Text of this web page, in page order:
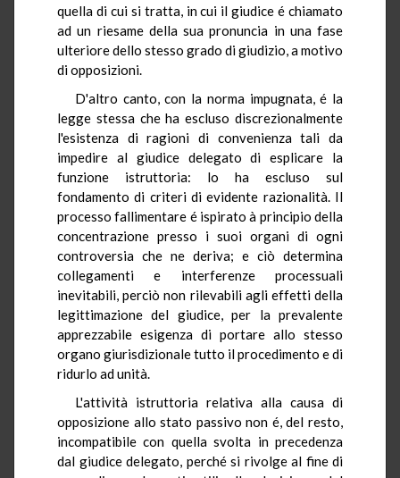
quella di cui si tratta, in cui il giudice é chiamato
ad un riesame della sua pronuncia in una fase
ulteriore dello stesso grado di giudizio, a motivo
di opposizioni.
D'altro canto, con la norma impugnata, é la
legge stessa che ha escluso discrezionalmente
l'esistenza di ragioni di convenienza tali da
impedire al giudice delegato di esplicare la
funzione istruttoria: lo ha escluso sul
fondamento di criteri di evidente razionalità. Il
processo fallimentare é ispirato à principio della
concentrazione presso i suoi organi di ogni
controversia che ne deriva; e ciò determina
collegamenti e interferenze processuali
inevitabili, perciò non rilevabili agli effetti della
legittimazione del giudice, per la prevalente
apprezzabile esigenza di portare allo stesso
organo giurisdizionale tutto il procedimento e di
ridurlo ad unità.
L'attività istruttoria relativa alla causa di
opposizione allo stato passivo non é, del resto,
incompatibile con quella svolta in precedenza
dal giudice delegato, perché si rivolge al fine di